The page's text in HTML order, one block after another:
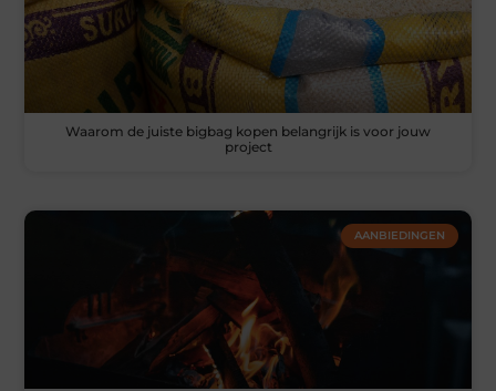
Waarom de juiste bigbag kopen belangrijk is voor jouw
project
AANBIEDINGEN